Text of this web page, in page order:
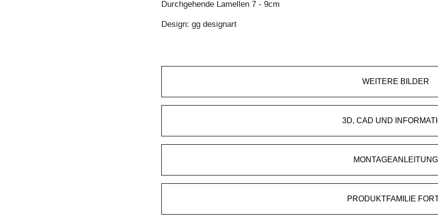
Durchgehende Lamellen 7 - 9cm
Design: gg designart
WEITERE BILDER
3D, CAD UND
MONTAGEANLEITUNG
PRODUKTFAMILIE